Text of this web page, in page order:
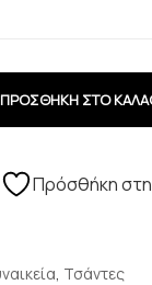
ΠΡΟΣΘΗΚΗ ΣΤΟ
Πρόσθήκη
, Τσάντες